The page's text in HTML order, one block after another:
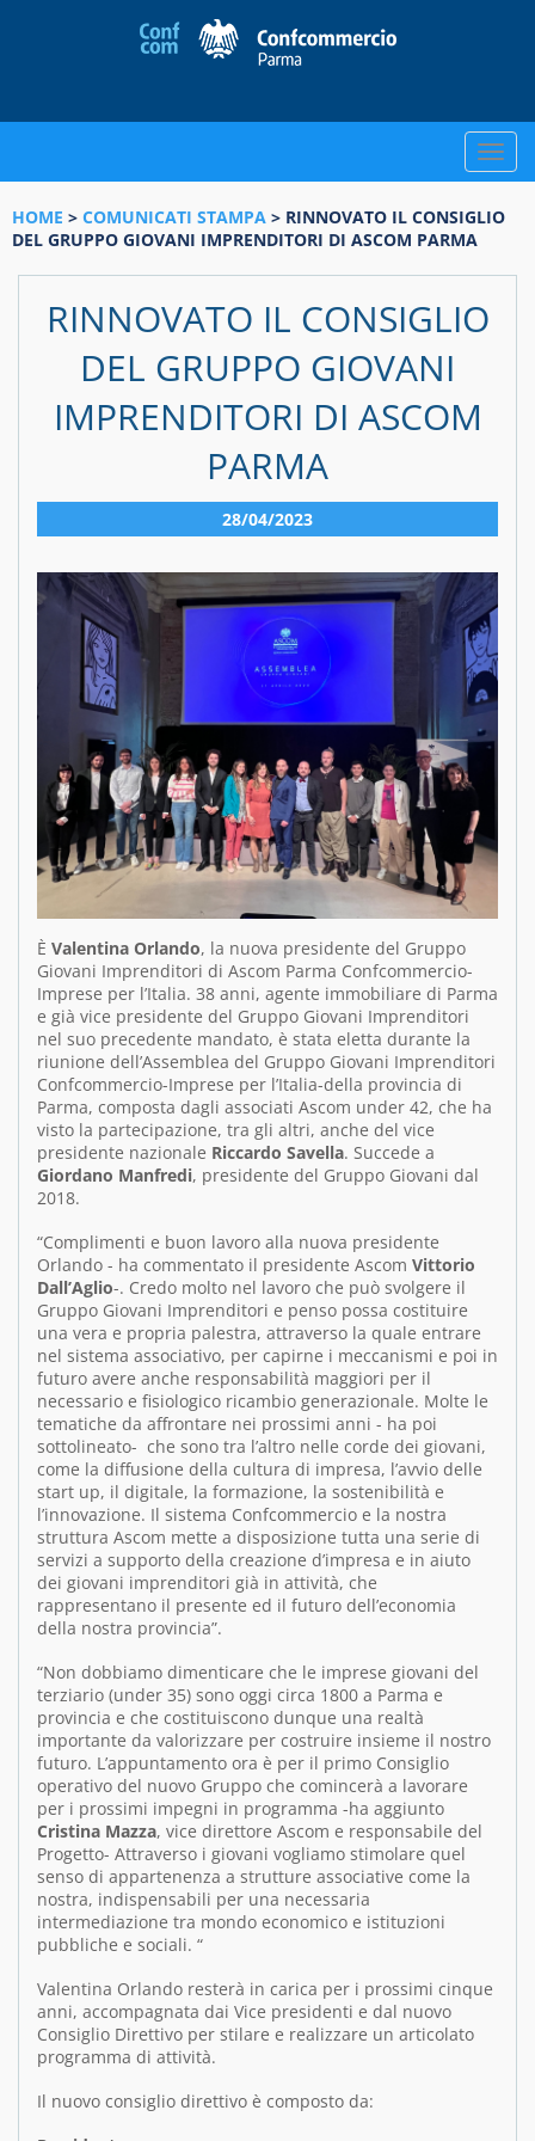
Toggle
HOME > COMUNICATI STAMPA > RINNOVATO IL CONSIGLIO
DEL GRUPPO GIOVANI IMPRENDITORI DI ASCOM PARMA
RINNOVATO IL CONSIGLIO
DEL GRUPPO GIOVANI
IMPRENDITORI DI ASCOM
PARMA
28/04/2023
È Valentina Orlando, la nuova presidente del Gruppo
Giovani Imprenditori di Ascom Parma Confcommercio-
Imprese per l’Italia. 38 anni, agente immobiliare di Parma
e già vice presidente del Gruppo Giovani Imprenditori
nel suo precedente mandato, è stata eletta durante la
riunione dell’Assemblea del Gruppo Giovani Imprenditori
Confcommercio-Imprese per l’Italia-della provincia di
Parma, composta dagli associati Ascom under 42, che ha
visto la partecipazione, tra gli altri, anche del vice
presidente nazionale Riccardo Savella. Succede a
Giordano Manfredi, presidente del Gruppo Giovani dal
2018.
“Complimenti e buon lavoro alla nuova presidente
Orlando - ha commentato il presidente Ascom Vittorio
Dall’Aglio-. Credo molto nel lavoro che può svolgere il
Gruppo Giovani Imprenditori e penso possa costituire
una vera e propria palestra, attraverso la quale entrare
nel sistema associativo, per capirne i meccanismi e poi in
futuro avere anche responsabilità maggiori per il
necessario e fisiologico ricambio generazionale. Molte le
tematiche da affrontare nei prossimi anni - ha poi
sottolineato- che sono tra l’altro nelle corde dei giovani,
come la diffusione della cultura di impresa, l’avvio delle
start up, il digitale, la formazione, la sostenibilità e
l’innovazione. Il sistema Confcommercio e la nostra
struttura Ascom mette a disposizione tutta una serie di
servizi a supporto della creazione d’impresa e in aiuto
dei giovani imprenditori già in attività, che
rappresentano il presente ed il futuro dell’economia
della nostra provincia”.
“Non dobbiamo dimenticare che le imprese giovani del
terziario (under 35) sono oggi circa 1800 a Parma e
provincia e che costituiscono dunque una realtà
importante da valorizzare per costruire insieme il nostro
futuro. L’appuntamento ora è per il primo Consiglio
operativo del nuovo Gruppo che comincerà a lavorare
per i prossimi impegni in programma -ha aggiunto
Cristina Mazza, vice direttore Ascom e responsabile del
Progetto- Attraverso i giovani vogliamo stimolare quel
senso di appartenenza a strutture associative come la
nostra, indispensabili per una necessaria
intermediazione tra mondo economico e istituzioni
pubbliche e sociali. “
Valentina Orlando resterà in carica per i prossimi cinque
anni, accompagnata dai Vice presidenti e dal nuovo
Consiglio Direttivo per stilare e realizzare un articolato
programma di attività.
Il nuovo consiglio direttivo è composto da: